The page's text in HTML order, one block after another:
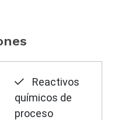
Reactivos
químicos de
proceso